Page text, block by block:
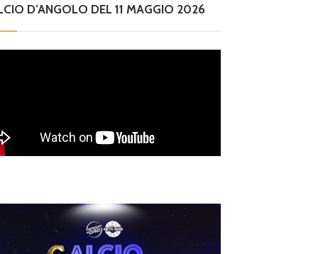
(Certosa V.
merca
D’ANGOLO DEL 11 MAGGIO 2026